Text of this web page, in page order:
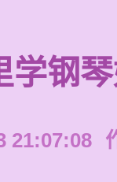
学钢
21:07:08